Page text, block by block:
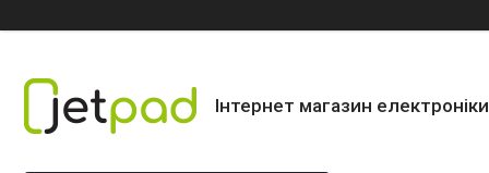
Інтернет магазин електроніки